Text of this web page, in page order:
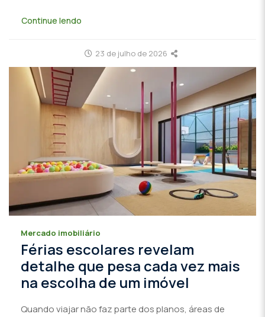
Continue lendo
23 de julho de 2026
Mercado imobiliário
Férias escolares revelam
detalhe que pesa cada vez mais
na escolha de um imóvel
Quando viajar não faz parte dos planos, áreas de